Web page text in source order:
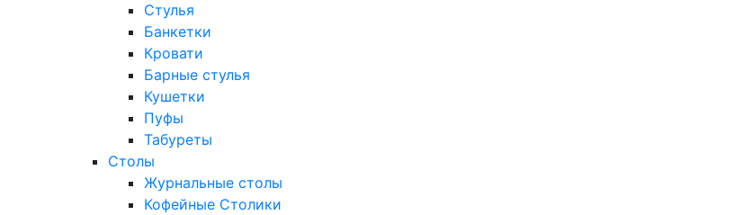
Стулья
Банкетки
Кровати
Барные стулья
Кушетки
Пуфы
Табуреты
Столы
Журнальные столы
Кофейные Столики